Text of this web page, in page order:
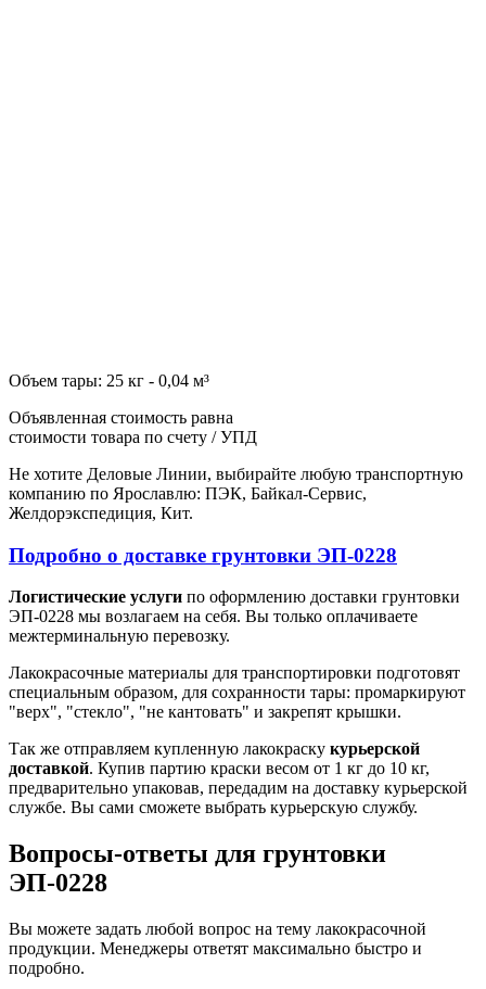
Объем тары: 25 кг - 0,04 м³
Объявленная стоимость равна
стоимости товара по счету / УПД
Не хотите Деловые Линии, выбирайте любую транспортную
компанию по Ярославлю: ПЭК, Байкал-Сервис,
Желдорэкспедиция, Кит.
Подробно о доставке грунтовки ЭП-0228
Логистические услуги по оформлению доставки грунтовки
ЭП-0228 мы возлагаем на себя. Вы только оплачиваете
межтерминальную перевозку.
Лакокрасочные материалы для транспортировки подготовят
специальным образом, для сохранности тары: промаркируют
"верх", "стекло", "не кантовать" и закрепят крышки.
Так же отправляем купленную лакокраску курьерской
доставкой. Купив партию краски весом от 1 кг до 10 кг,
предварительно упаковав, передадим на доставку курьерской
службе. Вы сами сможете выбрать курьерскую службу.
Вопросы-ответы для грунтовки
ЭП-0228
Вы можете задать любой вопрос на тему лакокрасочной
продукции. Менеджеры ответят максимально быстро и
подробно.